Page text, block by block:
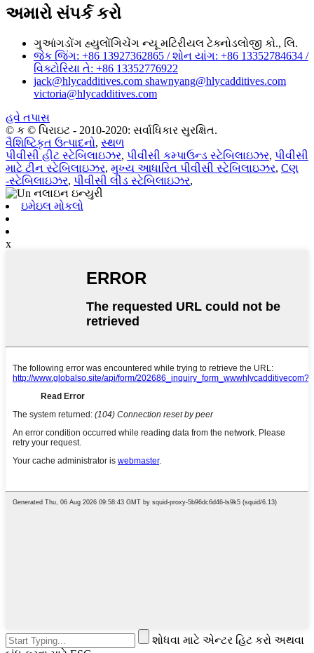
અમારો સંપર્ક કરો
ગુઆંગડોંગ હ્યુલોંગિચેંગ ન્યૂ મટિરીયલ ટેક્નોડલોજી કો., લિ.
જેક જિંગ: +86 13927362865 / શોન યાંગ: +86 13352784634 /
વિક્ટોરિયા તે: +86 13352776922
jack@hlycadditives.com shawnyang@hlycadditives.com
victoria@hlycadditives.com
હવે તપાસ
© ક © પિરાઇટ - 2010-2020: સર્વાધિકાર સુરક્ષિત.
વૈશિષ્ટિકૃત ઉત્પાદનો, સ્થળ
પીવીસી હીટ સ્ટેબિલાઇઝર, પીવીસી કમ્પાઉન્ડ સ્ટેબિલાઇઝર, પીવીસી
માટે ટીન સ્ટેબિલાઇઝર, મુખ્ય આધારિત પીવીસી સ્ટેબિલાઇઝર, Cણ
-સ્ટેબિલાઇઝર, પીવીસી લીડ સ્ટેબિલાઇઝર,
ઇમેઇલ મોકલો
x
શોધવા માટે એન્ટર હિટ કરો અથવા